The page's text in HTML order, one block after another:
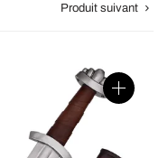
Produit suivant